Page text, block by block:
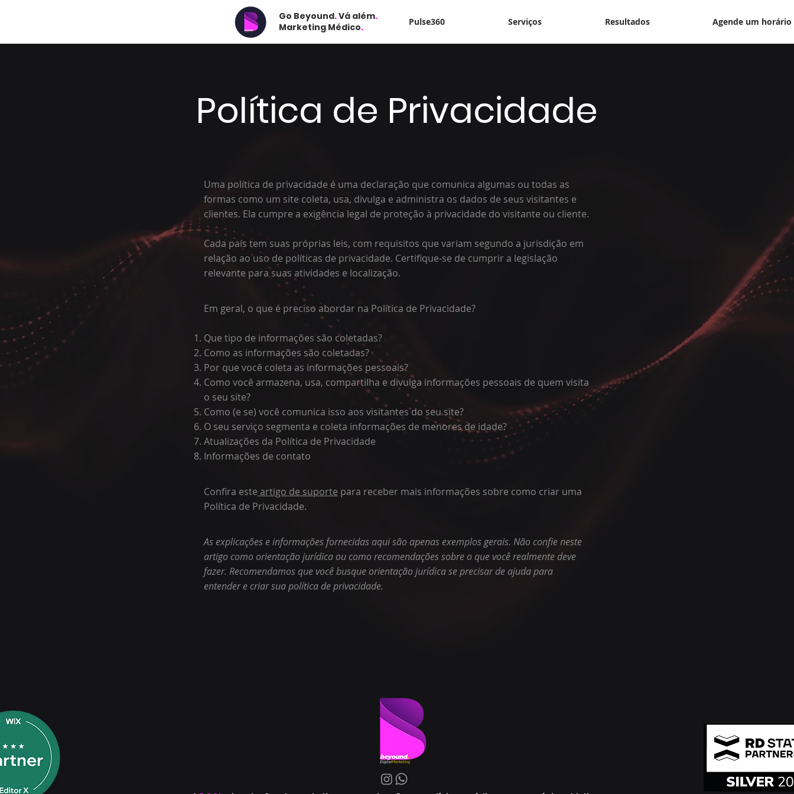
Go Beyound.Vá além.
Marketing Médico. Pulse360 Serviços Resultados Agende um horário
Política de Privacidade
Uma política de privacidade é uma declaração que comunica algumas ou todas as
formas como um site coleta, usa, divulga e administra os dados de seus visitantes e
clientes. Ela cumpre a exigência legal de proteção à privacidade do visitante ou cliente.
Cada país tem suas próprias leis, com requisitos que variam segundo a jurisdição em
relação ao uso de políticas de privacidade. Certifique-se de cumprir a legislação
relevante para suas atividades e localização.
Em geral, o que é preciso abordar na Política de Privacidade?
Que tipo de informações são coletadas?
Como as informações são coletadas?
Por que você coleta as informações pessoais?
Como você armazena, usa, compartilha e divulga informações pessoais de quem visita
o seu site?
Como (e se) você comunica isso aos visitantes do seu site?
O seu serviço segmenta e coleta informações de menores de idade?
Atualizações da Política de Privacidade
Informações de contato
Confira este artigo de suporte para receber mais informações sobre como criar uma
Política de Privacidade.
As explicações e informações fornecidas aqui são apenas exemplos gerais. Não confie neste
artigo como orientação jurídica ou como recomendações sobre o que você realmente deve
fazer. Recomendamos que você busque orientação jurídica se precisar de ajuda para
entender e criar sua política de privacidade.